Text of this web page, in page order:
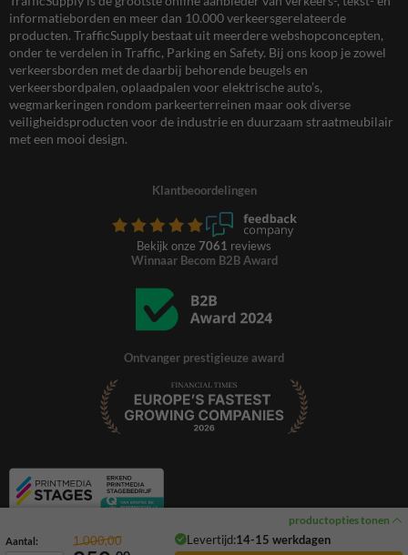
productopties tonen
Aantal: 1.000,00 Levertijd:14-15 werkdagen
informatieborden en meer dan 10.000 verkeersgerelateerde
producten. TrafficSupply bestaat uit meerdere webshopconcepten,
onder te verdelen in Traffic, Parking en Safety. Bij ons koop je zowel
verkeersborden met de daarbij behorende beugels en
verkeersbordpalen, oplaadpalen voor elektrische auto’s,
wegmarkeringen rondom parkeerterreinen maar ook diverse
veiligheidsproducten voor de industrie en duurzaam straatmeubilair
met een mooi design.
Klantbeoordelingen
Bekijk onze 7061 reviews
Winnaar Becom B2B Award
Ontvanger prestigieuze award